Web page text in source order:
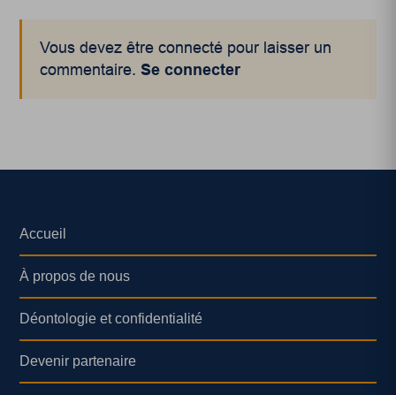
Vous devez être connecté pour laisser un
commentaire.Se connecter
Accueil
À propos de nous
Déontologie et confidentialité
Devenir partenaire